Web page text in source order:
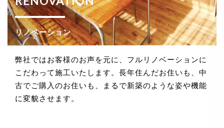
リノベーション
弊社ではお客様のお声を元に、フルリノベーションに
こだわって施工いたします。長年住んだお住いも、中
古でご購入のお住いも、まるで新築のような姿や機能
に変貌させます。
法令、規範の遵守と見直し
当社は、保有する個人情報に関して適用される日本の
法令、その他規範を遵守するとともに、本ポリシーの
内容を適宜見直し、その改善に努めます。
お問い合せ